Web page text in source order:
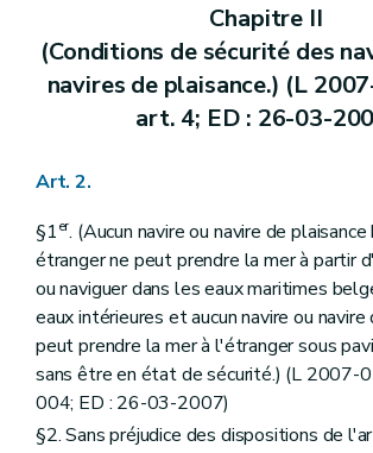
Chapitre II
(Conditions de sécurité des
navires de plaisance.) (L
art. 4; ED : 26-03-
Art. 2.
§1er. (Aucun navire ou navire de
étranger ne peut prendre la mer à partir
ou naviguer dans les eaux maritimes
eaux intérieures et aucun navire ou navire
peut prendre la mer à l'étranger sous
sans être en état de sécurité.) (L 2007-
004; ED : 26-03-2007)
§2. Sans préjudice des dispositions de